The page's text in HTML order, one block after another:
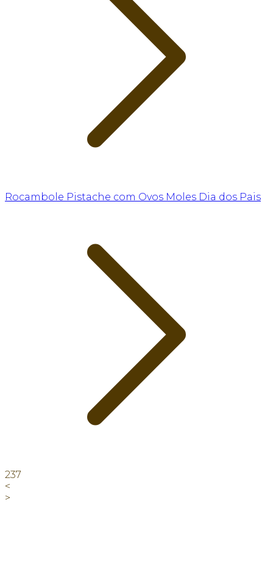
Rocambole Pistache com Ovos Moles Dia dos Pais
237
<
>